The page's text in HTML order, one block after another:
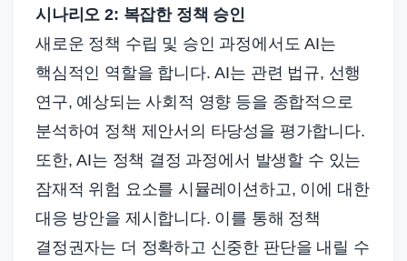
시나리오 2: 복잡한 정책 승인
새로운 정책 수립 및 승인 과정에서도 AI는
핵심적인 역할을 합니다. AI는 관련 법규, 선행
연구, 예상되는 사회적 영향 등을 종합적으로
분석하여 정책 제안서의 타당성을 평가합니다.
또한, AI는 정책 결정 과정에서 발생할 수 있는
잠재적 위험 요소를 시뮬레이션하고, 이에 대한
대응 방안을 제시합니다. 이를 통해 정책
결정권자는 더 정확하고 신중한 판단을 내릴 수